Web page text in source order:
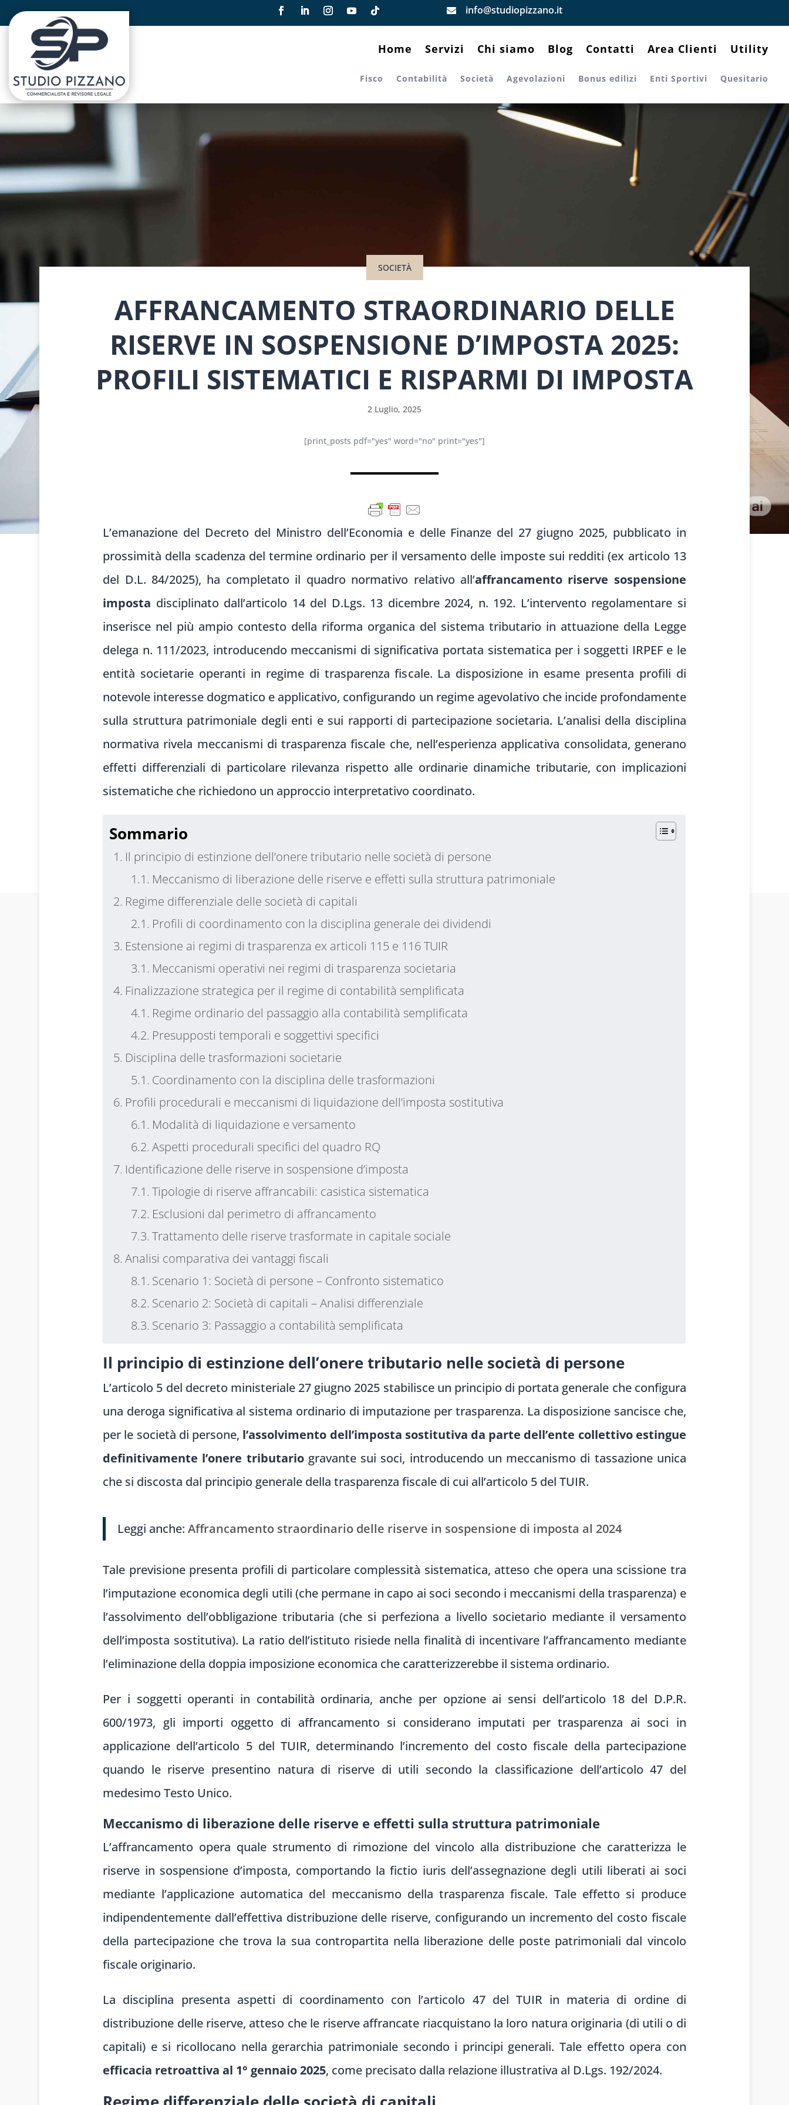
 info@studiopizzano.it
Home Servizi Chi siamo Blog Contatti Area Clienti Utility
Fisco Contabilità Società Agevolazioni Bonus edilizi Enti Sportivi Quesitario
SOCIETÀ
AFFRANCAMENTO STRAORDINARIO DELLE
RISERVE IN SOSPENSIONE D’IMPOSTA 2025:
PROFILI SISTEMATICI E RISPARMI DI IMPOSTA
2 Luglio, 2025
[print_posts pdf="yes" word="no" print="yes"]
L’emanazione del Decreto del Ministro dell’Economia e delle Finanze del 27 giugno 2025, pubblicato in
prossimità della scadenza del termine ordinario per il versamento delle imposte sui redditi (ex articolo 13
del D.L. 84/2025), ha completato il quadro normativo relativo all’affrancamento riserve sospensione
imposta disciplinato dall’articolo 14 del D.Lgs. 13 dicembre 2024, n. 192. L’intervento regolamentare si
inserisce nel più ampio contesto della riforma organica del sistema tributario in attuazione della Legge
delega n. 111/2023, introducendo meccanismi di significativa portata sistematica per i soggetti IRPEF e le
entità societarie operanti in regime di trasparenza fiscale. La disposizione in esame presenta profili di
notevole interesse dogmatico e applicativo, configurando un regime agevolativo che incide profondamente
sulla struttura patrimoniale degli enti e sui rapporti di partecipazione societaria. L’analisi della disciplina
normativa rivela meccanismi di trasparenza fiscale che, nell’esperienza applicativa consolidata, generano
effetti differenziali di particolare rilevanza rispetto alle ordinarie dinamiche tributarie, con implicazioni
sistematiche che richiedono un approccio interpretativo coordinato.
Sommario
Il principio di estinzione dell’onere tributario nelle società di persone
Meccanismo di liberazione delle riserve e effetti sulla struttura patrimoniale
Regime differenziale delle società di capitali
Profili di coordinamento con la disciplina generale dei dividendi
Estensione ai regimi di trasparenza ex articoli 115 e 116 TUIR
Meccanismi operativi nei regimi di trasparenza societaria
Finalizzazione strategica per il regime di contabilità semplificata
Regime ordinario del passaggio alla contabilità semplificata
Presupposti temporali e soggettivi specifici
Disciplina delle trasformazioni societarie
Coordinamento con la disciplina delle trasformazioni
Profili procedurali e meccanismi di liquidazione dell’imposta sostitutiva
Modalità di liquidazione e versamento
Aspetti procedurali specifici del quadro RQ
Identificazione delle riserve in sospensione d’imposta
Tipologie di riserve affrancabili: casistica sistematica
Esclusioni dal perimetro di affrancamento
Trattamento delle riserve trasformate in capitale sociale
Analisi comparativa dei vantaggi fiscali
Scenario 1: Società di persone – Confronto sistematico
Scenario 2: Società di capitali – Analisi differenziale
Scenario 3: Passaggio a contabilità semplificata
Il principio di estinzione dell’onere tributario nelle società di persone
L’articolo 5 del decreto ministeriale 27 giugno 2025 stabilisce un principio di portata generale che configura
una deroga significativa al sistema ordinario di imputazione per trasparenza. La disposizione sancisce che,
per le società di persone, l’assolvimento dell’imposta sostitutiva da parte dell’ente collettivo estingue
definitivamente l’onere tributariogravante sui soci, introducendo un meccanismo di tassazione unica
che si discosta dal principio generale della trasparenza fiscale di cui all’articolo 5 del TUIR.
Leggi anche:Affrancamento straordinario delle riserve in sospensione di imposta al 2024
Tale previsione presenta profili di particolare complessità sistematica, atteso che opera una scissione tra
l’imputazione economica degli utili (che permane in capo ai soci secondo i meccanismi della trasparenza) e
l’assolvimento dell’obbligazione tributaria (che si perfeziona a livello societario mediante il versamento
dell’imposta sostitutiva). La ratio dell’istituto risiede nella finalità di incentivare l’affrancamento mediante
l’eliminazione della doppia imposizione economica che caratterizzerebbe il sistema ordinario.
Per i soggetti operanti in contabilità ordinaria, anche per opzione ai sensi dell’articolo 18 del D.P.R.
600/1973, gli importi oggetto di affrancamento si considerano imputati per trasparenza ai soci in
applicazione dell’articolo 5 del TUIR, determinando l’incremento del costo fiscale della partecipazione
quando le riserve presentino natura di riserve di utili secondo la classificazione dell’articolo 47 del
medesimo Testo Unico.
Meccanismo di liberazione delle riserve e effetti sulla struttura patrimoniale
L’affrancamento opera quale strumento di rimozione del vincolo alla distribuzione che caratterizza le
riserve in sospensione d’imposta, comportando la fictio iuris dell’assegnazione degli utili liberati ai soci
mediante l’applicazione automatica del meccanismo della trasparenza fiscale. Tale effetto si produce
indipendentemente dall’effettiva distribuzione delle riserve, configurando un incremento del costo fiscale
della partecipazione che trova la sua contropartita nella liberazione delle poste patrimoniali dal vincolo
fiscale originario.
La disciplina presenta aspetti di coordinamento con l’articolo 47 del TUIR in materia di ordine di
distribuzione delle riserve, atteso che le riserve affrancate riacquistano la loro natura originaria (di utili o di
capitali) e si ricollocano nella gerarchia patrimoniale secondo i principi generali. Tale effetto opera con
efficacia retroattiva al 1° gennaio 2025, come precisato dalla relazione illustrativa al D.Lgs. 192/2024.